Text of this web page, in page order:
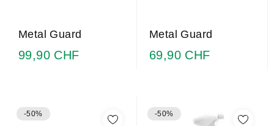
Metal Guard
99,90 CHF
Metal Guard
69,90 CHF
-50% -50%